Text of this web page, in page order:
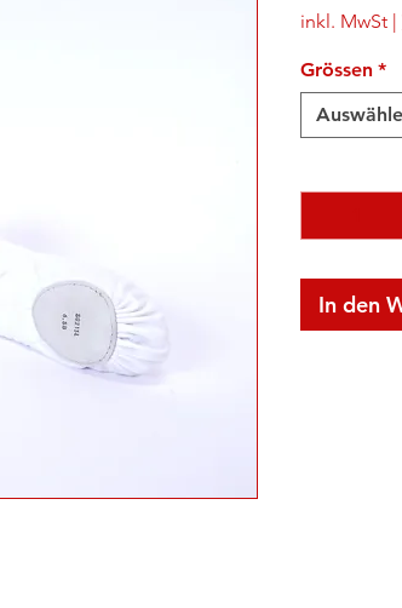
inkl. MwSt |
Grössen *
In den